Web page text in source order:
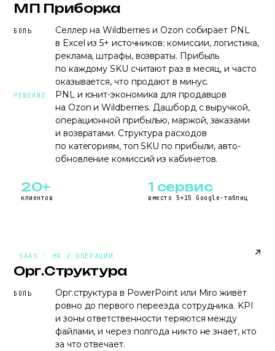
МП Приборка
БОЛЬ
Селлер на Wildberries и Ozon собирает PNL
в Excel из 5+ источников: комиссии, логистика,
реклама, штрафы, возвраты. Прибыль
по каждому SKU считают раз в месяц, и часто
оказывается, что продают в минус.
РЕШЕНИЕ
PNL и юнит-экономика для продавцов
на Ozon и Wildberries. Дашборд с выручкой,
операционной прибылью, маржой, заказами
и возвратами. Структура расходов
по категориям, топ SKU по прибыли, авто-
обновление комиссий из кабинетов.
20+
клиентов
1 сервис
вместо 5+15 Google-таблиц
ORGSTRUCTURE.L7AGENCY.RU
SAAS · HR / ОПЕРАЦИИ
Орг.Структура
БОЛЬ
Орг.структура в PowerPoint или Miro живёт
ровно до первого переезда сотрудника. KPI
и зоны ответственности теряются между
файлами, и через полгода никто не знает, кто
за что отвечает.